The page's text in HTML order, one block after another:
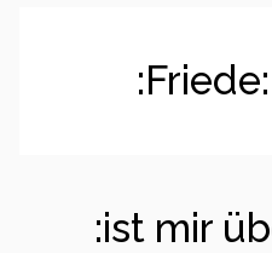
:Friede:
:ist mir